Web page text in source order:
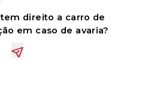
direito a carro de
em caso de avaria?